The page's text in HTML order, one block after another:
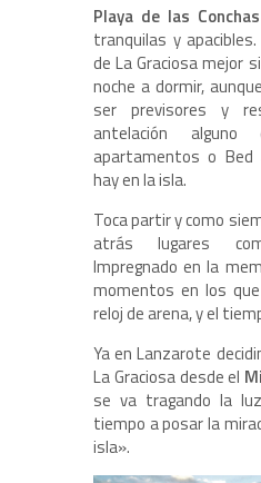
Playa de las
tranquilas y
de La Graciosa mejor
noche a dormir,
ser previsores y
antelación
apartamentos o
hay en la isla.
Toca partir y como
atrás lugares
Impregnado en la
momentos en los
reloj de arena, y el
Ya en Lanzarote
La Graciosa desde el
se va tragando la
tiempo a posar la
isla».